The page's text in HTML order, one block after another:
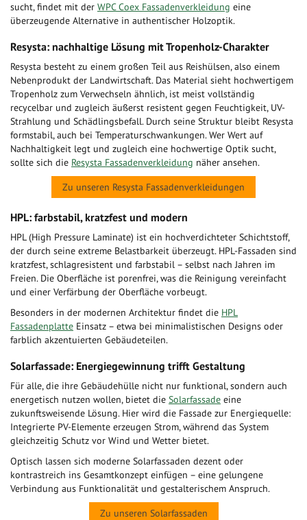
sucht, findet mit der WPC Coex Fassadenverkleidung eine
überzeugende Alternative in authentischer Holzoptik.
Resysta: nachhaltige Lösung mit Tropenholz-Charakter
Resysta besteht zu einem großen Teil aus Reishülsen, also einem
Nebenprodukt der Landwirtschaft. Das Material sieht hochwertigem
Tropenholz zum Verwechseln ähnlich, ist meist vollständig
recycelbar und zugleich äußerst resistent gegen Feuchtigkeit, UV-
Strahlung und Schädlingsbefall. Durch seine Struktur bleibt Resysta
formstabil, auch bei Temperaturschwankungen. Wer Wert auf
Nachhaltigkeit legt und zugleich eine hochwertige Optik sucht,
sollte sich die Resysta Fassadenverkleidung näher ansehen.
Zu unseren Resysta Fassadenverkleidungen
HPL: farbstabil, kratzfest und modern
HPL (High Pressure Laminate) ist ein hochverdichteter Schichtstoff,
der durch seine extreme Belastbarkeit überzeugt. HPL-Fassaden sind
kratzfest, schlagresistent und farbstabil – selbst nach Jahren im
Freien. Die Oberfläche ist porenfrei, was die Reinigung vereinfacht
und einer Verfärbung der Oberfläche vorbeugt.
Besonders in der modernen Architektur findet die HPL
Fassadenplatte Einsatz – etwa bei minimalistischen Designs oder
farblich akzentuierten Gebäudeteilen.
Solarfassade: Energiegewinnung trifft Gestaltung
Für alle, die ihre Gebäudehülle nicht nur funktional, sondern auch
energetisch nutzen wollen, bietet die Solarfassade eine
zukunftsweisende Lösung. Hier wird die Fassade zur Energiequelle:
Integrierte PV-Elemente erzeugen Strom, während das System
gleichzeitig Schutz vor Wind und Wetter bietet.
Optisch lassen sich moderne Solarfassaden dezent oder
kontrastreich ins Gesamtkonzept einfügen – eine gelungene
Verbindung aus Funktionalität und gestalterischem Anspruch.
Zu unseren Solarfassaden